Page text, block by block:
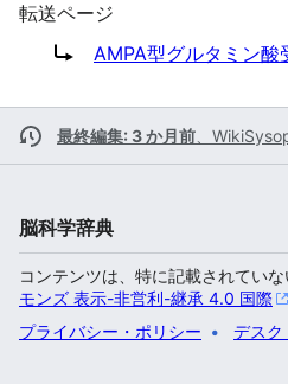
転送ページ
転送先:
AMPA型グルタミン酸
最終編集: 3 か月前
脳科学辞典
コンテンツは、特に記載されていな
モンズ 表示-非営利-継承 4.0 国際
プライバシー・ポリシー
デスク